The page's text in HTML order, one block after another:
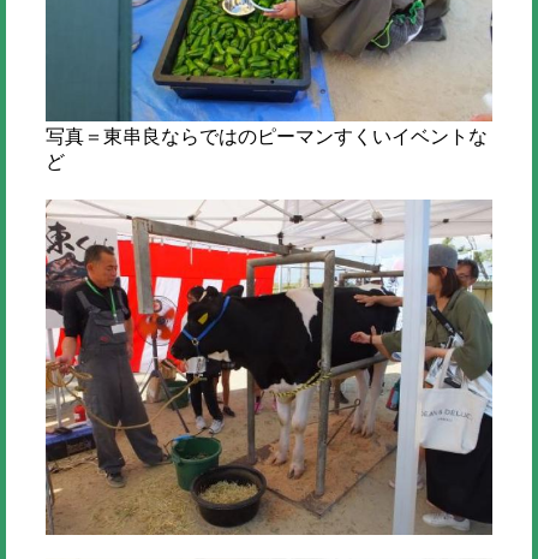
写真＝東串良ならではのピーマンすくいイベントな
ど